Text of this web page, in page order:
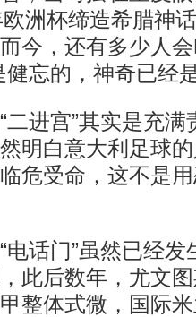
洲杯缔造希腊神
今，还有多少人
健忘的，神奇已经
进宫”其实是充满
明白意大利足球
危受命，这不是
话门”虽然已经发
此后数年，尤文
整体式微，国际